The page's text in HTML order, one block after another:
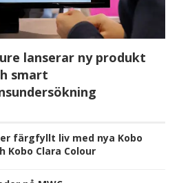
lanserar ny produkt
smart
färgfyllt liv med nya Kobo
Kobo Clara Colour